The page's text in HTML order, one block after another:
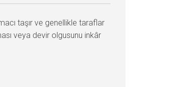
taşır ve genellikle taraflar
veya devir olgusunu inkâr